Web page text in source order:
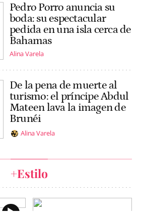
Pedro Porro anuncia su
boda: su espectacular
pedida en una isla cerca de
Bahamas
Alina Varela
De la pena de muerte al
turismo: el príncipe Abdul
Mateen lava la imagen de
Brunéi
Alina Varela
+Estilo